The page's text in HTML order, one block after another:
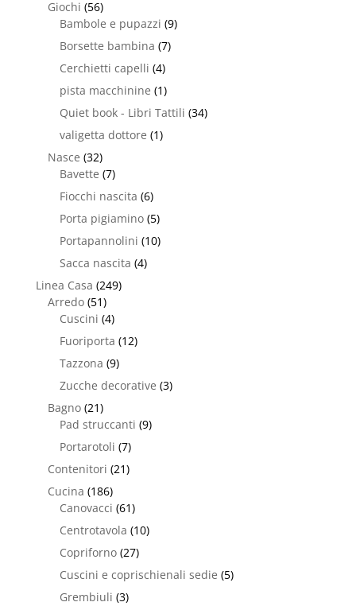
Giochi (56)
Bambole e pupazzi (9)
Borsette bambina (7)
Cerchietti capelli (4)
pista macchinine (1)
Quiet book - Libri Tattili (34)
valigetta dottore (1)
Nasce (32)
Bavette (7)
Fiocchi nascita (6)
Porta pigiamino (5)
Portapannolini (10)
Sacca nascita (4)
Linea Casa (249)
Arredo (51)
Cuscini (4)
Fuoriporta (12)
Tazzona (9)
Zucche decorative (3)
Bagno (21)
Pad struccanti (9)
Portarotoli (7)
Contenitori (21)
Cucina (186)
Canovacci (61)
Centrotavola (10)
Copriforno (27)
Cuscini e coprischienali sedie (5)
Grembiuli (3)